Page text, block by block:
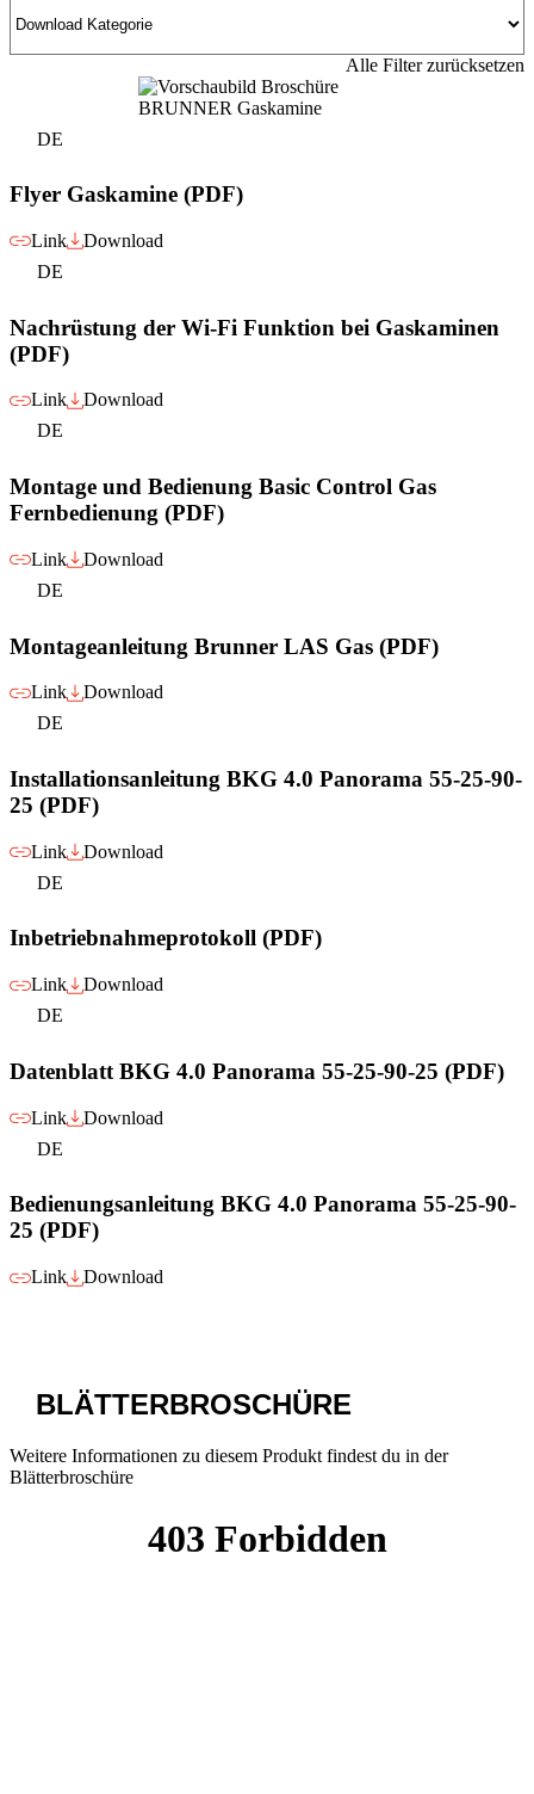
Alle Filter zurücksetzen
DE
Flyer Gaskamine (PDF)
Link
Download
DE
Nachrüstung der Wi-Fi Funktion bei Gaskaminen
(PDF)
Link
Download
DE
Montage und Bedienung Basic Control Gas
Fernbedienung (PDF)
Link
Download
DE
Montageanleitung Brunner LAS Gas (PDF)
Link
Download
DE
Installationsanleitung BKG 4.0 Panorama 55-25-90-
25 (PDF)
Link
Download
DE
Inbetriebnahmeprotokoll (PDF)
Link
Download
DE
Datenblatt BKG 4.0 Panorama 55-25-90-25 (PDF)
Link
Download
DE
Bedienungsanleitung BKG 4.0 Panorama 55-25-90-
25 (PDF)
Link Download
BLÄTTERBROSCHÜRE
Weitere Informationen zu diesem Produkt findest du in der
Blätterbroschüre